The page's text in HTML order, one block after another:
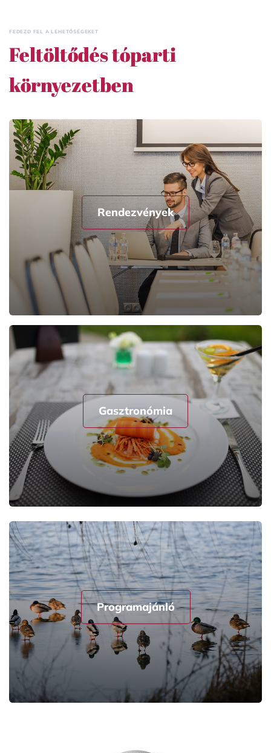
FEDEZD FEL A LEHETŐSÉGEKET
Feltöltődés tóparti
környezetben
Rendezvények
Gasztronómia
Programajánló